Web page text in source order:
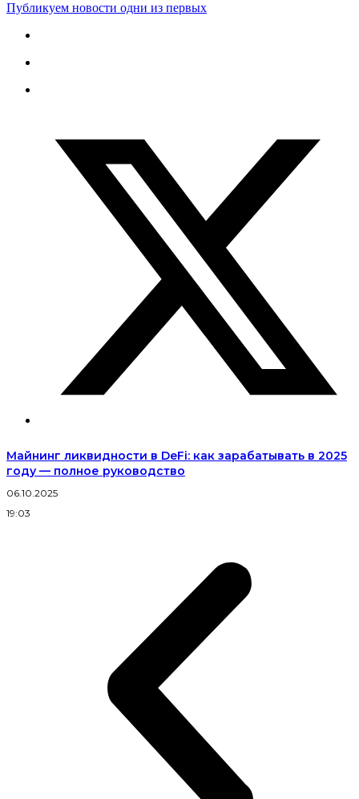
Публикуем новости одни из первых
Майнинг ликвидности в DeFi: как зарабатывать в 2025
году — полное руководство
06.10.2025
19:03